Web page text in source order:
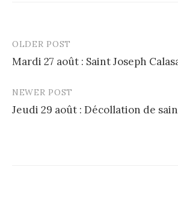
Post
navigation
OLDER POST
Mardi 27 août : Saint Joseph
NEWER POST
Jeudi 29 août : Décollation de